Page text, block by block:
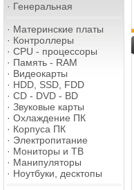
· Генеральная
· Материнские платы
· Контроллеры
· CPU - процессоры
· Память - RAM
· Видеокарты
· HDD, SSD, FDD
· CD - DVD - BD
· Звуковые карты
· Охлаждение ПК
· Корпуса ПК
· Электропитание
· Мониторы и ТВ
· Манипуляторы
· Ноутбуки, десктопы